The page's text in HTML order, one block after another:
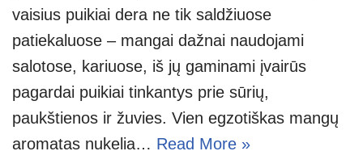
vaisius puikiai dera ne tik saldžiuose
patiekaluose – mangai dažnai naudojami
salotose, kariuose, iš jų gaminami įvairūs
pagardai puikiai tinkantys prie sūrių,
paukštienos ir žuvies. Vien egzotiškas mangų
aromatas nukelia… Read More »